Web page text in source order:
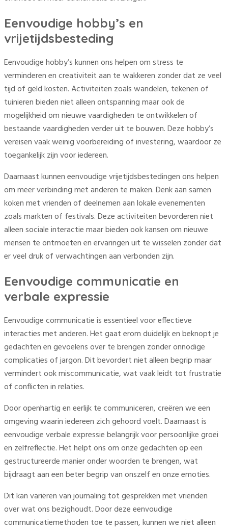
Eenvoudige hobby’s en
vrijetijdsbesteding
Eenvoudige hobby’s kunnen ons helpen om stress te
verminderen en creativiteit aan te wakkeren zonder dat ze veel
tijd of geld kosten. Activiteiten zoals wandelen, tekenen of
tuinieren bieden niet alleen ontspanning maar ook de
mogelijkheid om nieuwe vaardigheden te ontwikkelen of
bestaande vaardigheden verder uit te bouwen. Deze hobby’s
vereisen vaak weinig voorbereiding of investering, waardoor ze
toegankelijk zijn voor iedereen.
Daarnaast kunnen eenvoudige vrijetijdsbestedingen ons helpen
om meer verbinding met anderen te maken. Denk aan samen
koken met vrienden of deelnemen aan lokale evenementen
zoals markten of festivals. Deze activiteiten bevorderen niet
alleen sociale interactie maar bieden ook kansen om nieuwe
mensen te ontmoeten en ervaringen uit te wisselen zonder dat
er veel druk of verwachtingen aan verbonden zijn.
Eenvoudige communicatie en
verbale expressie
Eenvoudige communicatie is essentieel voor effectieve
interacties met anderen. Het gaat erom duidelijk en beknopt je
gedachten en gevoelens over te brengen zonder onnodige
complicaties of jargon. Dit bevordert niet alleen begrip maar
vermindert ook miscommunicatie, wat vaak leidt tot frustratie
of conflicten in relaties.
Door openhartig en eerlijk te communiceren, creëren we een
omgeving waarin iedereen zich gehoord voelt. Daarnaast is
eenvoudige verbale expressie belangrijk voor persoonlijke groei
en zelfreflectie. Het helpt ons om onze gedachten op een
gestructureerde manier onder woorden te brengen, wat
bijdraagt aan een beter begrip van onszelf en onze emoties.
Dit kan variëren van journaling tot gesprekken met vrienden
over wat ons bezighoudt. Door deze eenvoudige
communicatiemethoden toe te passen, kunnen we niet alleen